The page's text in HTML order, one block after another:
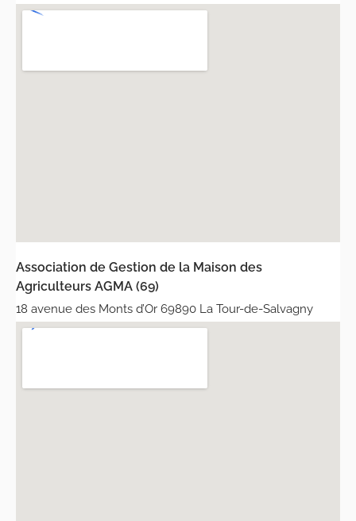
Association de Gestion de la Maison des
Agriculteurs AGMA (69)
18 avenue des Monts d’Or 69890 La Tour-de-Salvagny